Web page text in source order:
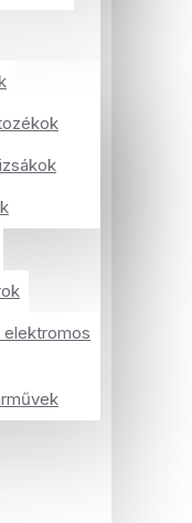
elektromos